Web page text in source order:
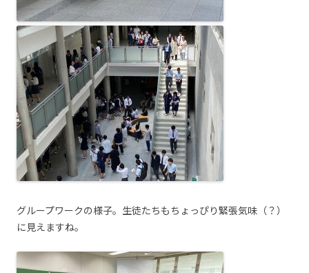
グループワークの様子。生徒たちもちょっぴり緊張気味（？）
に見えますね。